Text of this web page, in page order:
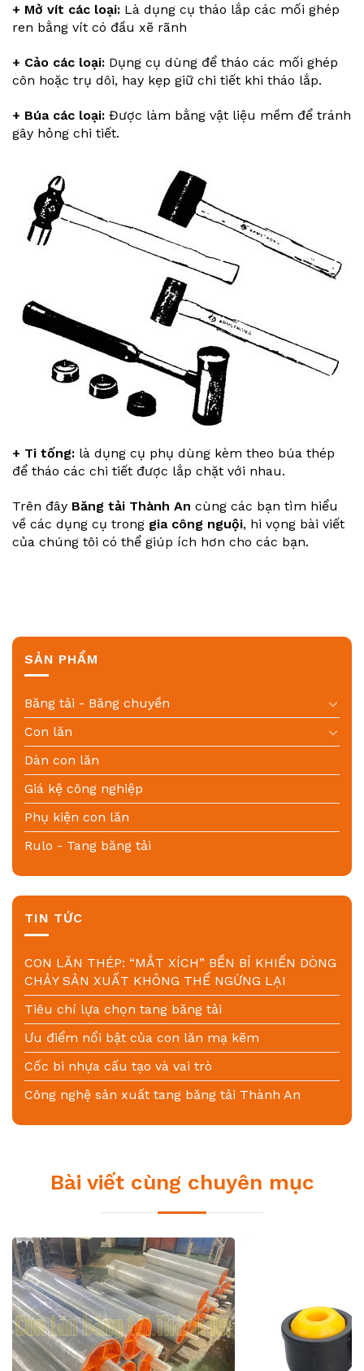
+ Mở vít các loại: Là dụng cụ tháo lắp các mối ghép
ren bằng vít có đầu xẽ rãnh
+ Cảo các loại: Dụng cụ dùng để tháo các mối ghép
côn hoặc trụ dôi, hay kẹp giữ chi tiết khi tháo lắp.
+ Búa các loại: Được làm bằng vật liệu mềm để tránh
gây hỏng chi tiết.
+ Ti tống: là dụng cụ phụ dùng kèm theo búa thép
để tháo các chi tiết được lắp chặt với nhau.
Trên đây Băng tải Thành An cùng các bạn tìm hiểu
về các dụng cụ trong gia công nguội, hi vọng bài viết
của chúng tôi có thể giúp ích hơn cho các bạn.
SẢN PHẨM
Băng tải - Băng chuyền
Con lăn
Dàn con lăn
Giá kệ công nghiệp
Phụ kiện con lăn
Rulo - Tang băng tải
TIN TỨC
CON LĂN THÉP: “MẮT XÍCH” BỀN BỈ KHIẾN DÒNG
CHẢY SẢN XUẤT KHÔNG THỂ NGỪNG LẠI
Tiêu chí lựa chọn tang băng tải
Ưu điểm nổi bật của con lăn mạ kẽm
Cốc bi nhựa cấu tạo và vai trò
Công nghệ sản xuất tang băng tải Thành An
Bài viết cùng chuyên mục